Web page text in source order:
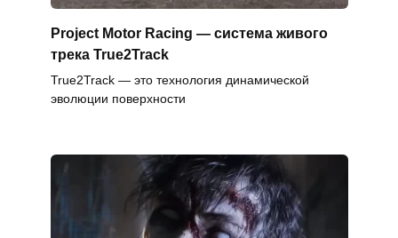
Project Motor Racing — система живого
трека True2Track
True2Track — это технология динамической
эволюции поверхности